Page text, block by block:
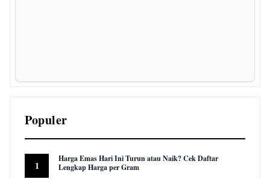
Populer
1
Harga Emas Hari Ini Turun atau Naik? Cek Daftar
Lengkap Harga per Gram